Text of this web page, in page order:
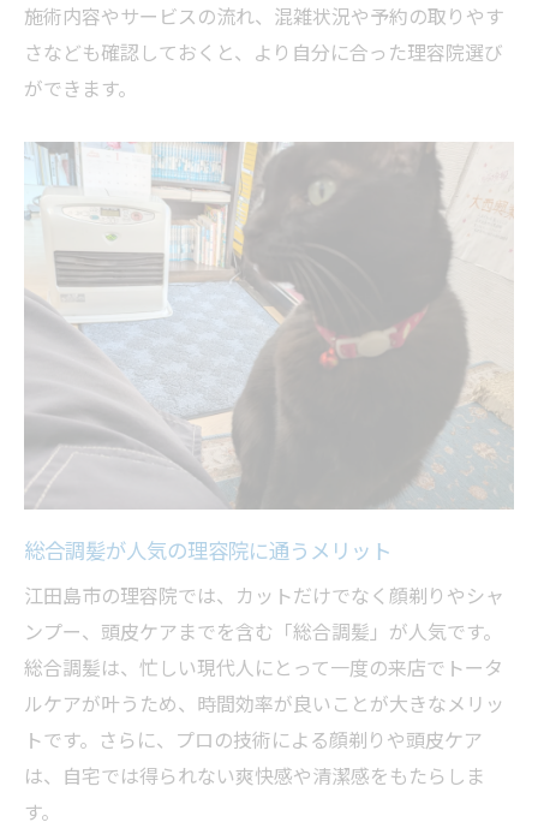
施術内容やサービスの流れ、混雑状況や予約の取りやす
さなども確認しておくと、より自分に合った理容院選び
ができます。
総合調髪が人気の理容院に通うメリット
江田島市の理容院では、カットだけでなく顔剃りやシャ
ンプー、頭皮ケアまでを含む「総合調髪」が人気です。
総合調髪は、忙しい現代人にとって一度の来店でトータ
ルケアが叶うため、時間効率が良いことが大きなメリッ
トです。さらに、プロの技術による顔剃りや頭皮ケア
は、自宅では得られない爽快感や清潔感をもたらしま
す。